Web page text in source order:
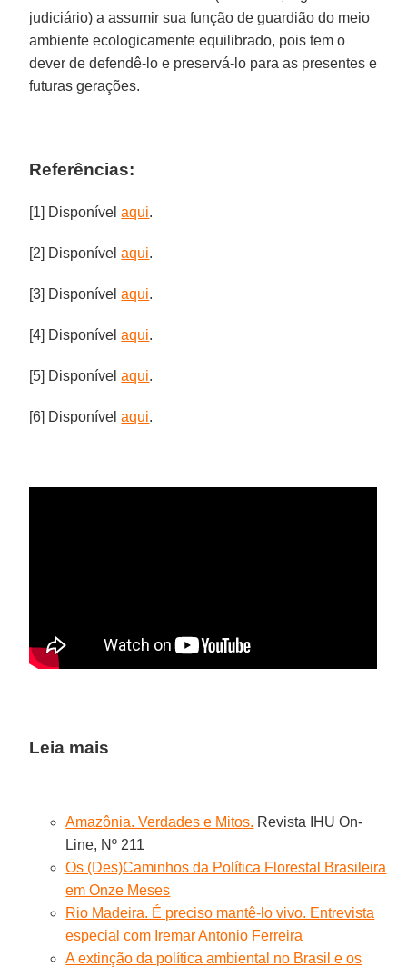
judiciário) a assumir sua função de guardião do meio
ambiente ecologicamente equilibrado, pois tem o
dever de defendê-lo e preservá-lo para as presentes e
futuras gerações.
Referências:
[1] Disponívelaqui.
[2] Disponívelaqui.
[3] Disponívelaqui.
[4] Disponívelaqui.
[5] Disponívelaqui.
[6] Disponívelaqui.
Leia mais
Amazônia. Verdades e Mitos. Revista IHU On-
Line, Nº 211
Os (Des)Caminhos da Política Florestal Brasileira
em Onze Meses
Rio Madeira. É preciso mantê-lo vivo. Entrevista
especial com Iremar Antonio Ferreira
A extinção da política ambiental no Brasil e os